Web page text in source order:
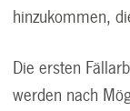
hinzukommen,
Die ersten
werden nach